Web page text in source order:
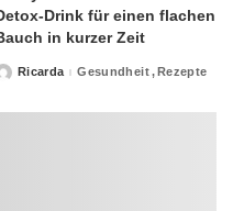
Drink für einen flachen
in kurzer Zeit
Ricarda Gesundheit Rezepte